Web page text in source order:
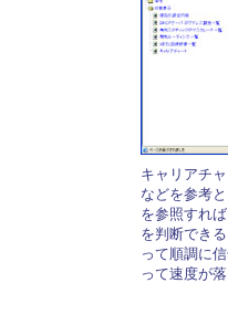
キャリアチ
などを参考
を参照すれ
を判断でき
って順調に
って速度が